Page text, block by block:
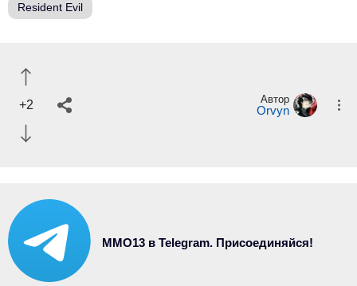
Resident Evil
+2 Автор
Orvyn
MMO13 в Telegram. Присоединяйся!